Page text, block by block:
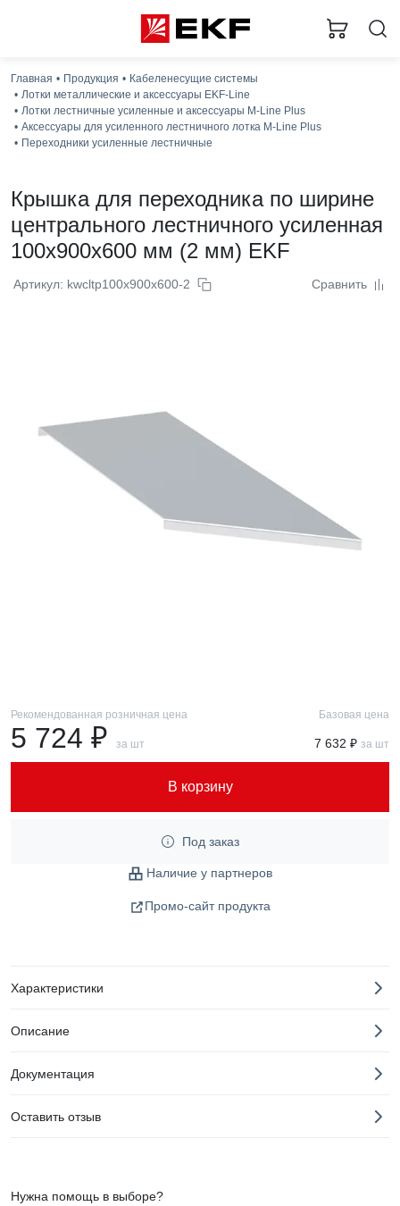
Главная Продукция
Кабеленесущие системы
Лотки металлические и аксессуары EKF-Line
Лотки лестничные усиленные и аксессуары M-Line Plus
Аксессуары для усиленного лестничного лотка M-Line Plus
Переходники усиленные лестничные
Крышка для переходника по ширине
центрального лестничного усиленная
100x900x600 мм (2 мм) EKF
Артикул: kwcltp100x900x600-2 Сравнить
Рекомендованная розничная цена
5 724 ₽ за шт
Базовая цена
7 632 ₽ за шт
В корзину
Под заказ
Наличие у партнеров
Промо-сайт продукта
Характеристики
Описание
Документация
Оставить отзыв
Нужна помощь в выборе?